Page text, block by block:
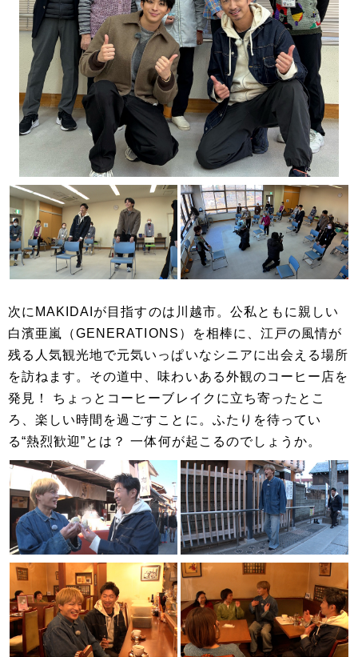
次にMAKIDAIが目指すのは川越市。公私ともに親しい
白濱亜嵐（GENERATIONS）を相棒に、江戸の風情が
残る人気観光地で元気いっぱいなシニアに出会える場所
を訪ねます。その道中、味わいある外観のコーヒー店を
発見！ ちょっとコーヒーブレイクに立ち寄ったとこ
ろ、楽しい時間を過ごすことに。ふたりを待ってい
る“熱烈歓迎”とは？ 一体何が起こるのでしょうか。